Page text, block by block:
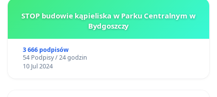
STOP budowie kąpieliska w Parku Centralnym w
Bydgoszczy
3 666 podpisów
54 Podpisy / 24 godzin
10 Jul 2024